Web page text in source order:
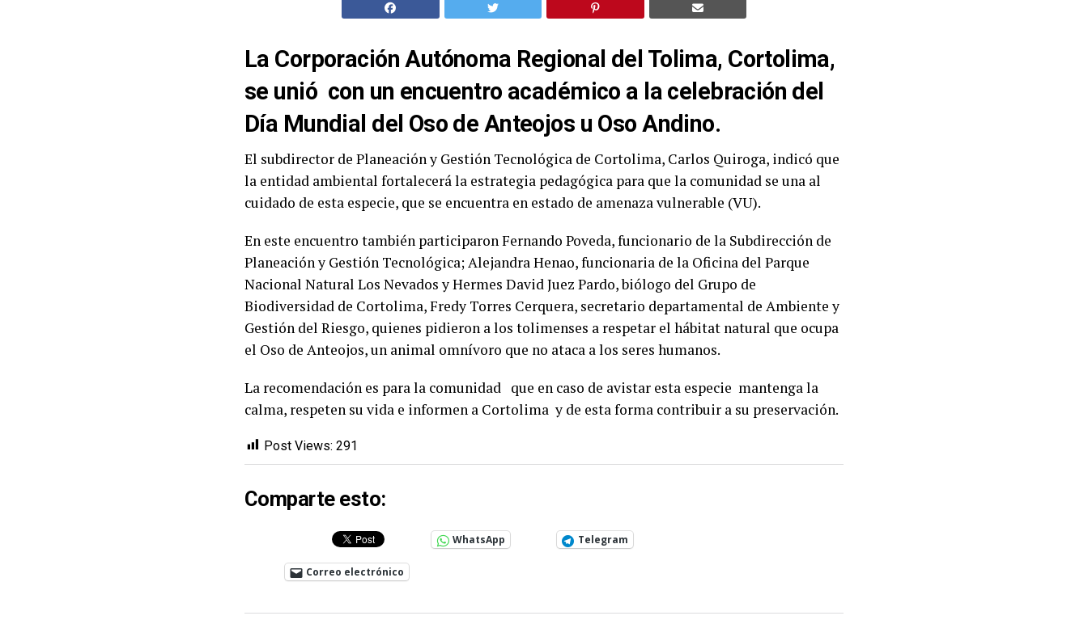
La Corporación Autónoma Regional del Tolima, Cortolima,
se unió con un encuentro académico a la celebración del
Día Mundial del Oso de Anteojos u Oso Andino.
El subdirector de Planeación y Gestión Tecnológica de Cortolima, Carlos Quiroga, indicó que
la entidad ambiental fortalecerá la estrategia pedagógica para que la comunidad se una al
cuidado de esta especie, que se encuentra en estado de amenaza vulnerable (VU).
En este encuentro también participaron Fernando Poveda, funcionario de la Subdirección de
Planeación y Gestión Tecnológica; Alejandra Henao, funcionaria de la Oficina del Parque
Nacional Natural Los Nevados y Hermes David Juez Pardo, biólogo del Grupo de
Biodiversidad de Cortolima, Fredy Torres Cerquera, secretario departamental de Ambiente y
Gestión del Riesgo, quienes pidieron a los tolimenses a respetar el hábitat natural que ocupa
el Oso de Anteojos, un animal omnívoro que no ataca a los seres humanos.
La recomendación es para la comunidad que en caso de avistar esta especie mantenga la
calma, respeten su vida e informen a Cortolima y de esta forma contribuir a su preservación.
Post Views: 291
Comparte esto:
WhatsApp Telegram
Correo electrónico